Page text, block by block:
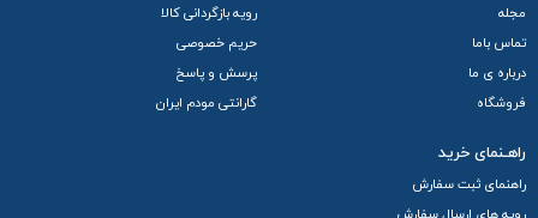
مجله
تماس باما
درباره ی ما
فروشگاه
رویه بازگردانی کالا
حریم خصوصی
پرسش و پاسخ
گارانتی مودم ایران
راهـنمای خرید
راهنمای ثبت سفارش
رویه های ارسال سفارش